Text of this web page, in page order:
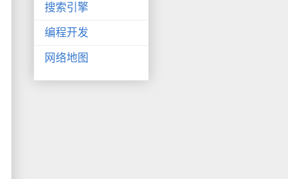
搜索引擎
编程开发
网络地图